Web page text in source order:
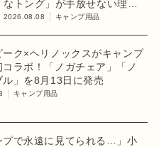
なトング」が手放せない理由
【目利きのキャンプギア】
2026.08.08 キャンプ用品
ーク×ヘリノックスがキャンプ
コラボ！「ノガチェア」「ノ
ル」を8月13日に発売
キャンプ用品
プで永遠に見てられる…」小